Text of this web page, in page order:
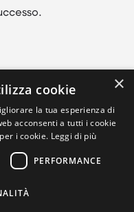
×
cookie
la tua esperienza di
acconsenti a tutti i cookie
i cookie. Leggi di più
PERFORMANCE